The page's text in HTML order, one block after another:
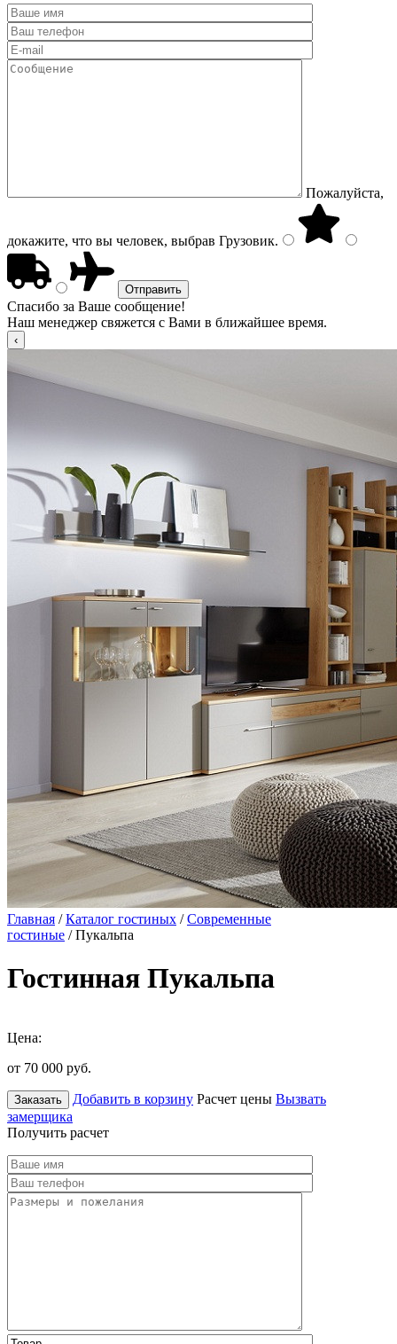
Пожалуйста,
докажите, что вы человек, выбрав Грузовик.
Спасибо за Ваше сообщение!
Наш менеджер свяжется с Вами в ближайшее время.
Главная /Каталог гостиных /Современные
гостиные / Пукальпа
Гостинная Пукальпа
Цена:
от 70 000 руб.
Заказать Добавить в корзину Расчет цены Вызвать
замерщика
Получить расчет